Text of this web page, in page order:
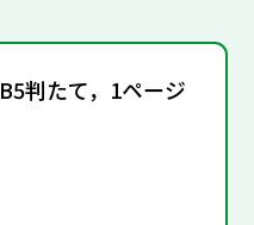
B5判たて，1ページ